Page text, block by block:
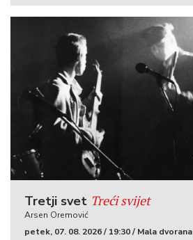
Tretji svet Treći svijet
Arsen Oremović
petek, 07. 08. 2026 / 19:30 / Mala dvorana